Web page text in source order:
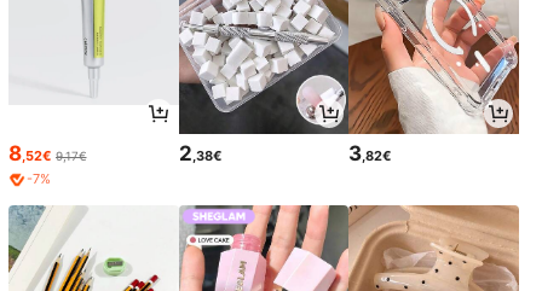
8 ,52€ 9,17€
-7%
2 ,38€ 3 ,82€